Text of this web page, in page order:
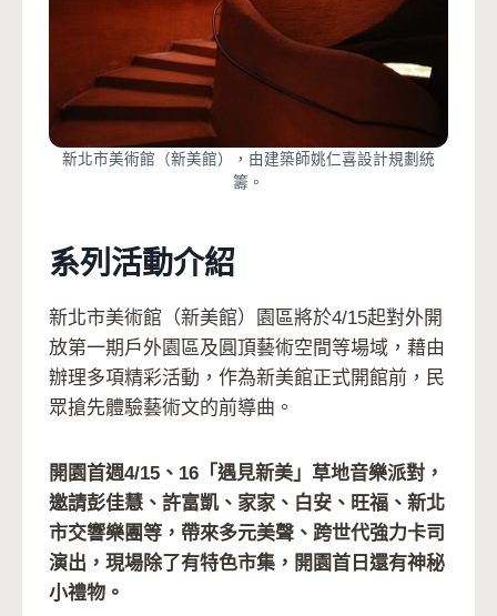
新北市美術館（新美館），由建築師姚仁喜設計規劃統
籌。
系列活動介紹
新北市美術館（新美館）園區將於4/15起對外開
放第一期戶外園區及圓頂藝術空間等場域，藉由
辦理多項精彩活動，作為新美館正式開館前，民
眾搶先體驗藝術文的前導曲。
開園首週4/15、16「遇見新美」草地音樂派對，
邀請彭佳慧、許富凱、家家、白安、旺福、新北
市交響樂團等，帶來多元美聲、跨世代強力卡司
演出，現場除了有特色市集，開園首日還有神秘
小禮物。